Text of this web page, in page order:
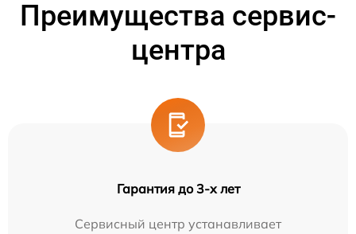
Преимущества сервис-
центра
Гарантия до 3-х лет
Сервисный центр устанавливает